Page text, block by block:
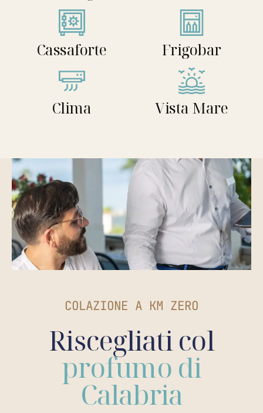
Cassaforte Frigobar
Clima Vista Mare
COLAZIONE A KM ZERO
Riscegliati col
profumo di
Calabria